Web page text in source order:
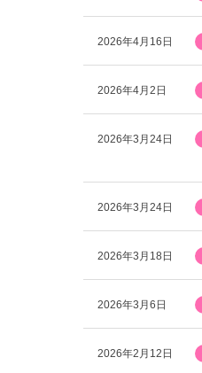
2026年4月16日
2026年4月2日
2026年3月24日
2026年3月24日
2026年3月18日
2026年3月6日
2026年2月12日